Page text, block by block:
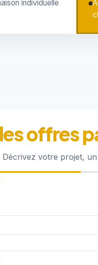
individuelle
offres
Décrivez votre projet,